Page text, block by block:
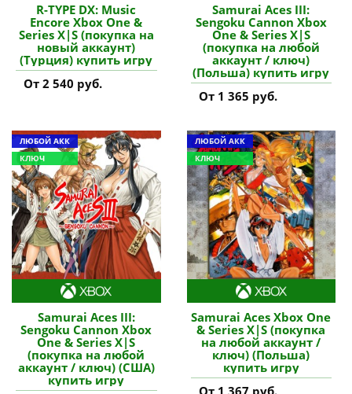
R-TYPE DX: Music
Encore Xbox One &
Series X|S (покупка на
новый аккаунт)
(Турция) купить игру
От 2 540 руб.
Samurai Aces III:
Sengoku Cannon Xbox
One & Series X|S
(покупка на любой
аккаунт / ключ)
(Польша) купить игру
От 1 365 руб.
ЛЮБОЙ АКК
КЛЮЧ
Samurai Aces III:
Sengoku Cannon Xbox
One & Series X|S
(покупка на любой
аккаунт / ключ) (США)
купить игру
ЛЮБОЙ АКК
КЛЮЧ
Samurai Aces Xbox One
& Series X|S (покупка
на любой аккаунт /
ключ) (Польша)
купить игру